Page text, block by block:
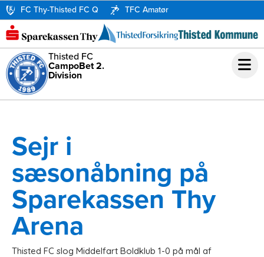
FC Thy-Thisted FC Q TFC Amatør
Thisted FC
CampoBet 2.
Division
Sejr i
sæsonåbning på
Sparekassen Thy
Arena
Thisted FC slog Middelfart Boldklub 1-0 på mål af